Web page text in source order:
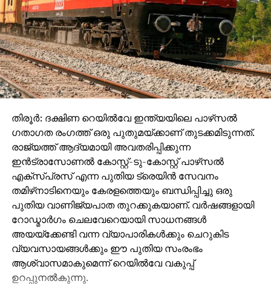
തിരൂര്‍: ദക്ഷിണ റെയില്‍വേ ഇന്ത്യയിലെ പാഴ്‌സല്‍
ഗതാഗത രംഗത്ത് ഒരു പുതുമയ്ക്കാണ് തുടക്കമിടുന്നത്.
രാജ്യത്ത് ആദ്യമായി അവതരിപ്പിക്കുന്ന
ഇന്‍ട്രാസോണല്‍ കോസ്റ്റ്-ടു-കോസ്റ്റ് പാഴ്‌സല്‍
എക്‌സ്പ്രസ് എന്ന പുതിയ ട്രെയിന്‍ സേവനം
തമിഴ്‌നാടിനെയും കേരളത്തെയും ബന്ധിപ്പിച്ചു ഒരു
പുതിയ വാണിജ്യപാത തുറക്കുകയാണ്. വര്‍ഷങ്ങളായി
റോഡ്മാര്‍ഗം ചെലവേറെയായി സാധനങ്ങള്‍
അയയ്‌ക്കേണ്ടി വന്ന വ്യാപാരികള്‍ക്കും ചെറുകിട
വ്യവസായങ്ങള്‍ക്കും ഈ പുതിയ സംരംഭം
ആശ്വാസമാകുമെന്ന് റെയില്‍വേ വകുപ്പ്
ഉറപ്പുനല്‍കുന്നു.